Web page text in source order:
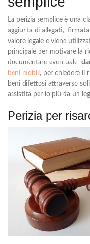
La perizia semplice è una
aggiunta di allegati,
valore legale e viene
principale per motivare la
documentare eventuale
beni mobili, per chiedere il
beni difettosi attraverso
assistita per lo più da un
Perizia per